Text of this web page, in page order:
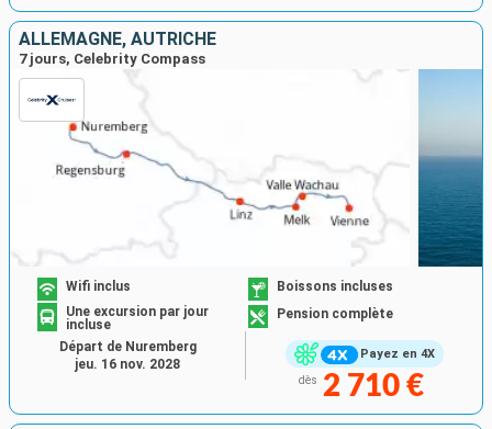
ALLEMAGNE, AUTRICHE
7 jours, Celebrity Compass
Payez en 4X
Wifi inclus
Boissons incluses
Une excursion par jour
incluse
Pension complète
dès 2 710 €
Départ de Nuremberg
jeu. 16 nov. 2028